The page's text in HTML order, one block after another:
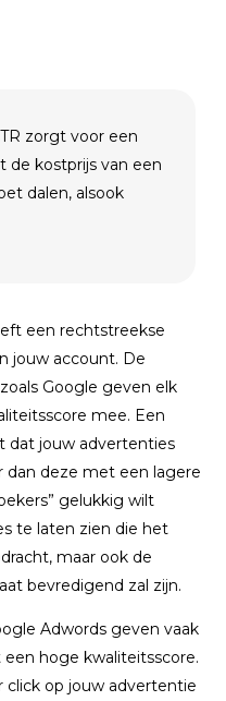
zorgt voor een
de kostprijs van een
dalen, alsook
een rechtstreekse
jouw account. De
Google geven elk
mee. Een
dat jouw advertenties
dan deze met een lagere
gelukkig wilt
te laten zien die het
maar ook de
bevredigend zal zijn.
Adwords geven vaak
hoge kwaliteitsscore.
op jouw advertentie